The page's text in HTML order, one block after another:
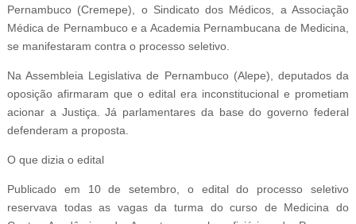
Pernambuco (Cremepe), o Sindicato dos Médicos, a Associação
Médica de Pernambuco e a Academia Pernambucana de Medicina,
se manifestaram contra o processo seletivo.
Na Assembleia Legislativa de Pernambuco (Alepe), deputados da
oposição afirmaram que o edital era inconstitucional e prometiam
acionar a Justiça. Já parlamentares da base do governo federal
defenderam a proposta.
O que dizia o edital
Publicado em 10 de setembro, o edital do processo seletivo
reservava todas as vagas da turma do curso de Medicina do